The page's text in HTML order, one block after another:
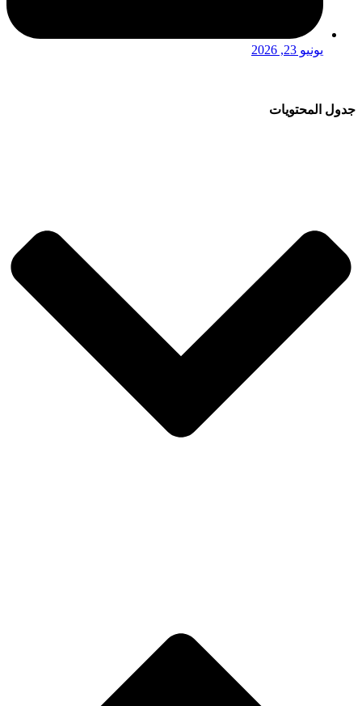
يونيو 23, 2026
جدول المحتويات